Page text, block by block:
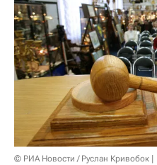
© РИА Новости / Руслан Кривобок